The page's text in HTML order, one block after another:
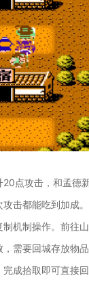
点攻击，和孟德
击都能吃到加成
机制操作。前往
需要回城存放物
成拾取即可直接回